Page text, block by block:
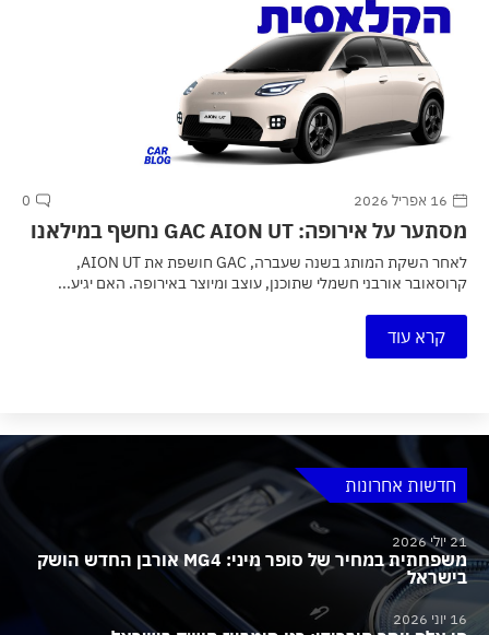
16 אפריל 2026 0
מסתער על אירופה: GAC AION UT נחשף במילאנו
לאחר השקת המותג בשנה שעברה, GAC חושפת את AION UT,
קרוסאובר אורבני חשמלי שתוכנן, עוצב ומיוצר באירופה. האם יגיע...
קרא עוד
חדשות אחרונות
21 יולי 2026
משפחתית במחיר של סופר מיני: MG4 אורבן החדש הושק
בישראל
16 יוני 2026